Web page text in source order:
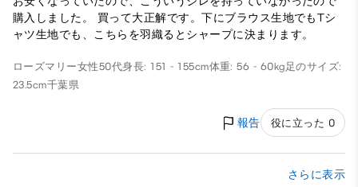
購入しました。 買って大正解です。下にブラウス生地でもTシ
ャツ生地でも、こちらを羽織るとシャープに決まります。
ローズマリー女性50代身長: 151 - 155cm体重: 56 - 60kg足のサイズ:
23.5cm千葉県
報告 役に立った 0
さらに表示